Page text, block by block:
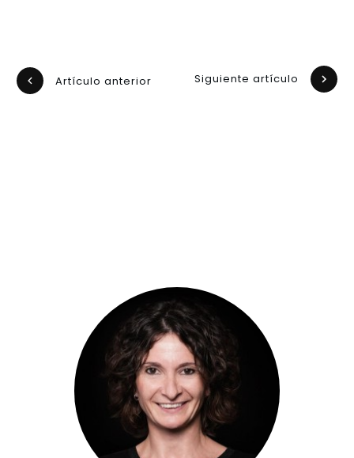
Artículo anterior Siguiente artículo